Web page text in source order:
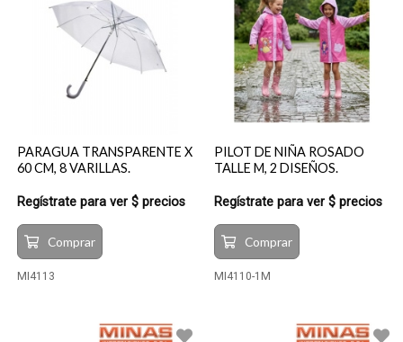
PARAGUA TRANSPARENTE X
60 CM, 8 VARILLAS.
Regístrate para ver $ precios
Comprar
MI4113
PILOT DE NIÑA ROSADO
TALLE M, 2 DISEÑOS.
Regístrate para ver $ precios
Comprar
MI4110-1M